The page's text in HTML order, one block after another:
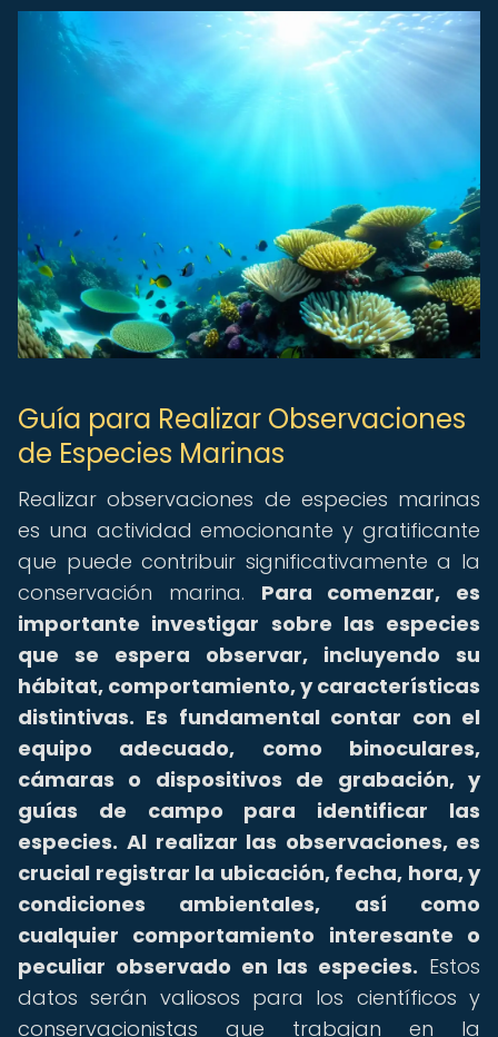
Guía para Realizar Observaciones
de Especies Marinas
Realizar observaciones de especies marinas
es una actividad emocionante y gratificante
que puede contribuir significativamente a la
conservación marina. Para comenzar, es
importante investigar sobre las especies
que se espera observar, incluyendo su
hábitat, comportamiento, y características
distintivas. Es fundamental contar con el
equipo adecuado, como binoculares,
cámaras o dispositivos de grabación, y
guías de campo para identificar las
especies. Al realizar las observaciones, es
crucial registrar la ubicación, fecha, hora, y
condiciones ambientales, así como
cualquier comportamiento interesante o
peculiar observado en las especies. Estos
datos serán valiosos para los científicos y
conservacionistas que trabajan en la